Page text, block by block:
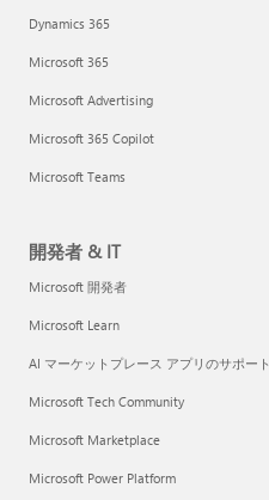
Dynamics 365
Microsoft 365
Microsoft Advertising
Microsoft 365 Copilot
Microsoft Teams
開発者 & IT
Microsoft 開発者
Microsoft Learn
AI マーケットプレース アプリのサポート
Microsoft Tech Community
Microsoft Marketplace
Microsoft Power Platform